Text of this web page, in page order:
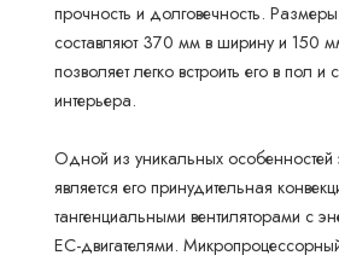
прочность и долговечность.
составляют 370 мм в ширину и 150
позволяет легко встроить его в пол и
интерьера.
Одной из уникальных особенностей
является его принудительная
тангенциальными вентиляторами с
EC-двигателями.